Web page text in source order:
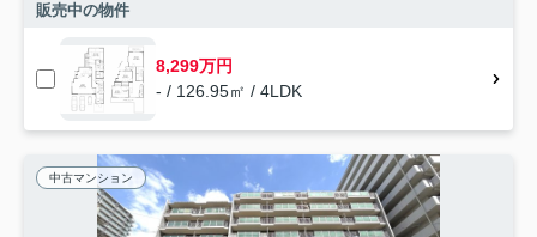
販売中の物件
8,299万円
- / 126.95㎡ / 4LDK
中古マンション